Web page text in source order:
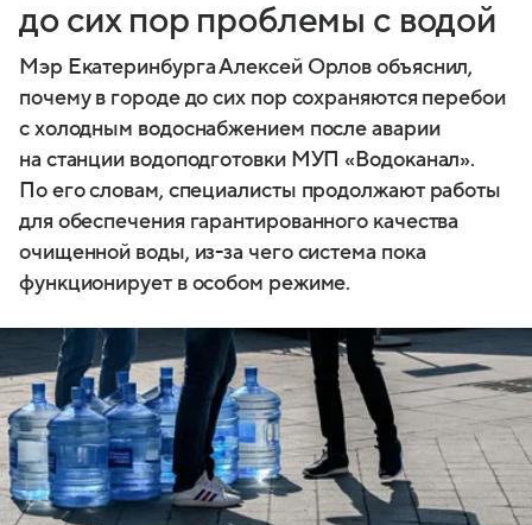
до сих пор проблемы с водой
Мэр Екатеринбурга Алексей Орлов объяснил,
почему в городе до сих пор сохраняются перебои
с холодным водоснабжением после аварии
на станции водоподготовки МУП «Водоканал».
По его словам, специалисты продолжают работы
для обеспечения гарантированного качества
очищенной воды, из-за чего система пока
функционирует в особом режиме.